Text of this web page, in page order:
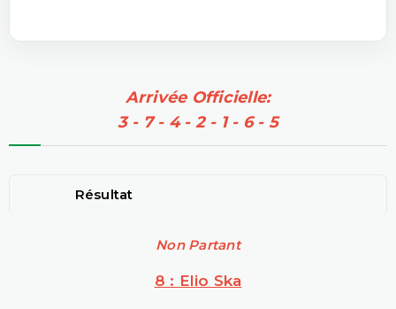
Arrivée Officielle:
3 - 7 - 4 - 2 - 1 - 6 - 5
Résultat
Non Partant
8 : Elio Ska